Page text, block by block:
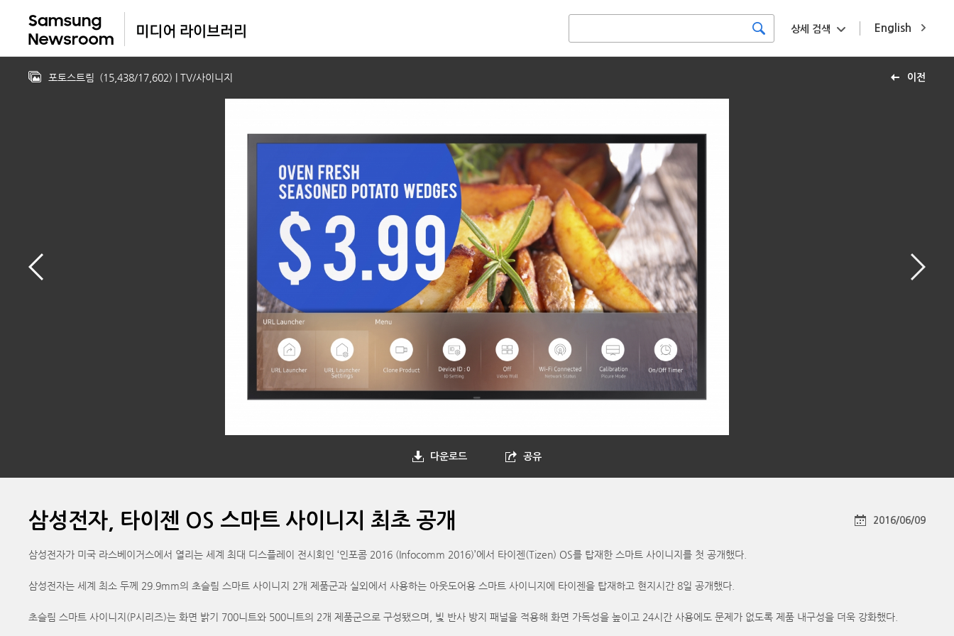
English
상세 검색
이전
포토스트림 (15,438/17,602) | TV/사이니지
다운로드 공유
삼성전자, 타이젠 OS 스마트 사이니지 최초 공개 2016/06/09
삼성전자가 미국 라스베이거스에서 열리는 세계 최대 디스플레이 전시회인 ‘인포콤 2016 (Infocomm 2016)’에서 타이젠(Tizen) OS를 탑재한 스마트 사이니지를 첫 공개했다.
삼성전자는 세계 최소 두께 29.9mm의 초슬림 스마트 사이니지 2개 제품군과 실외에서 사용하는 아웃도어용 스마트 사이니지에 타이젠을 탑재하고 현지시간 8일 공개했다.
초슬림 스마트 사이니지(P시리즈)는 화면 밝기 700니트와 500니트의 2개 제품군으로 구성됐으며, 빛 반사 방지 패널을 적용해 화면 가독성을 높이고 24시간 사용에도 문제가 없도록 제품 내구성을 더욱 강화했다.